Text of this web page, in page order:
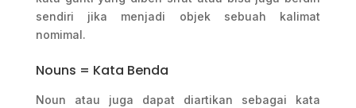
sendiri jika menjadi objek sebuah kalimat
nomimal.
Nouns = Kata Benda
Noun atau juga dapat diartikan sebagai kata